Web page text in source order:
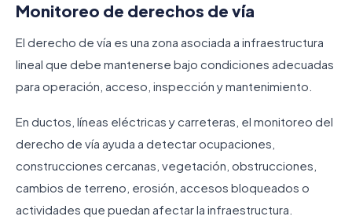
Monitoreo de derechos de vía
El derecho de vía es una zona asociada a infraestructura
lineal que debe mantenerse bajo condiciones adecuadas
para operación, acceso, inspección y mantenimiento.
En ductos, líneas eléctricas y carreteras, el monitoreo del
derecho de vía ayuda a detectar ocupaciones,
construcciones cercanas, vegetación, obstrucciones,
cambios de terreno, erosión, accesos bloqueados o
actividades que puedan afectar la infraestructura.